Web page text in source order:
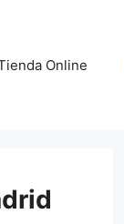
Online